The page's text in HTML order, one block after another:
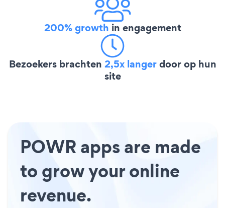
200% growth in engagement
Bezoekers brachten 2,5x langerdoor op hun
site
POWR apps are made
to grow your online
revenue.